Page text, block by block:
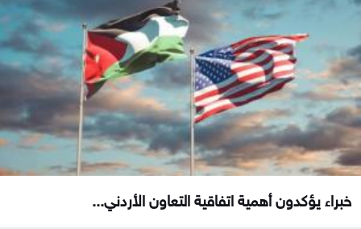
خبراء يؤكدون أهمية اتفاقية التعاون الأردني...